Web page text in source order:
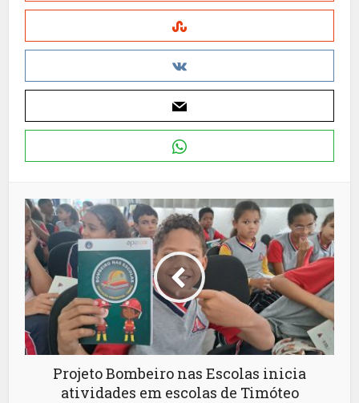
Projeto Bombeiro nas Escolas inicia
atividades em escolas de Timóteo